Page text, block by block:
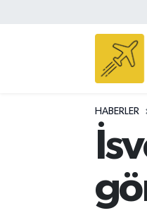
HABERLER
Sivil Havacılık